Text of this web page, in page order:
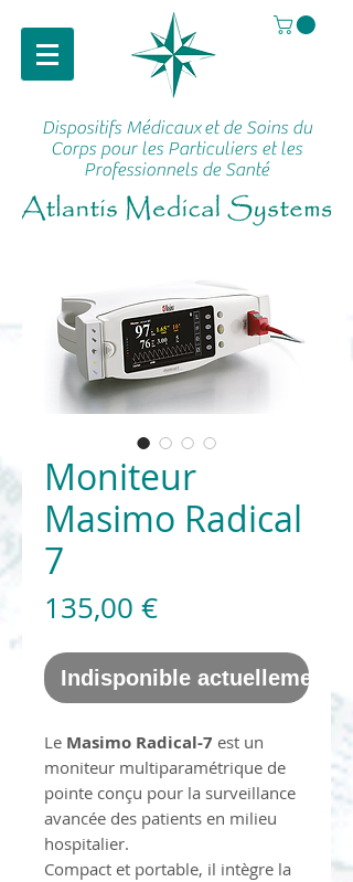
Dispositifs Médicaux et de Soins du
Corps pour les Particuliers et les
Professionnels de Santé
Moniteur
Masimo Radical
7
135,00 €Prix
Indisponible actuellement
Le Masimo Radical-7 est un
moniteur multiparamétrique de
pointe conçu pour la surveillance
avancée des patients en milieu
hospitalier.
Compact et portable, il intègre la